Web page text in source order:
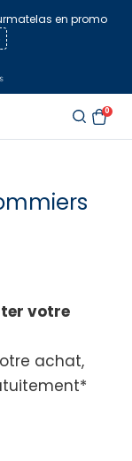
en promo
0
votre
achat,